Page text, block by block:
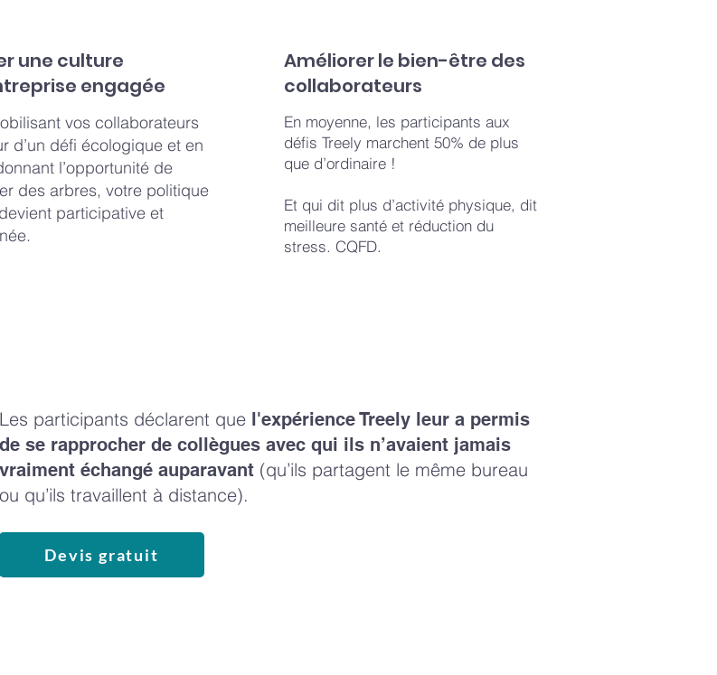
une culture
engagée
vos collaborateurs
d’un défi écologique et en
l’opportunité de
des arbres, votre politique
participative et
Améliorer le bien-être des
collaborateurs
En moyenne, les participants aux
défis Treely marchent 50% de plus
que d’ordinaire !
Et qui dit plus d’activité physique, dit
meilleure santé et réduction du
stress. CQFD.
Les participants déclarent que l'expérience Treely leur a permis
de se rapprocher de collègues avec qui ils n’avaient jamais
vraiment échangé auparavant (qu’ils partagent le même bureau
ou qu’ils travaillent à distance).
Devis gratuit